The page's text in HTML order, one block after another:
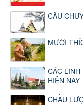
CÂU
MƯỜI
CÁC LINH
HIỆN NAY
CHẦU